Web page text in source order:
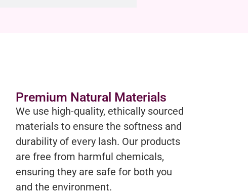
Premium Natural Materials
We use high-quality, ethically sourced
materials to ensure the softness and
durability of every lash. Our products
are free from harmful chemicals,
ensuring they are safe for both you
and the environment.